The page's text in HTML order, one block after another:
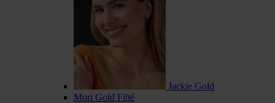
Jackie Gold
Mori Gold Filté